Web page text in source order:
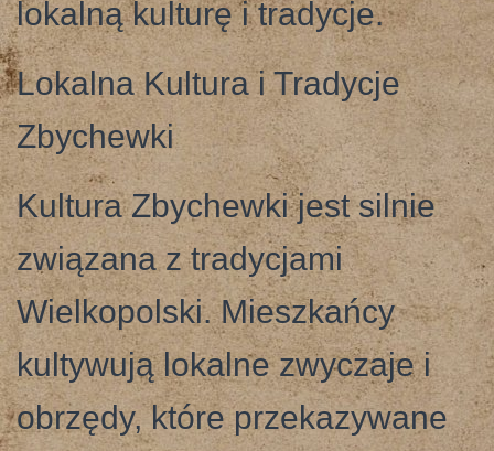
lokalną kulturę i tradycje.
Lokalna Kultura i Tradycje
Zbychewki
Kultura Zbychewki jest silnie
związana z tradycjami
Wielkopolski. Mieszkańcy
kultywują lokalne zwyczaje i
obrzędy, które przekazywane